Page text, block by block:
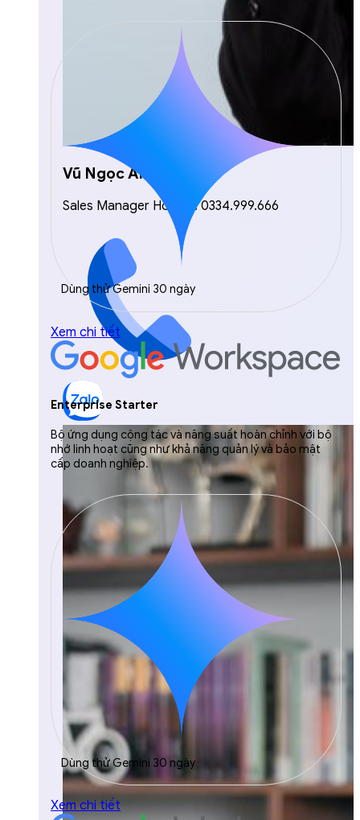
Vũ Ngọc Anh
Sales Manager Hotline: 0334.999.666
Dùng thử Gemini 30 ngày
Xem chi tiết
Enterprise Starter
Bộ ứng dụng cộng tác và năng suất hoàn chỉnh với bộ
nhớ linh hoạt cũng như khả năng quản lý và bảo mật
cấp doanh nghiệp.
Dùng thử Gemini 30 ngày
Xem chi tiết